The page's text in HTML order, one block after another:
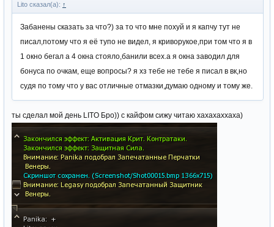
Lito сказал(а): ↑
Забанены сказать за что?) за то что мне похуй и я капчу тут не
писал,потому что я её тупо не видел, я криворукое,при том что я в
1 окно бегал а 4 окна стояло,банили всех.а я окна заводил для
бонуса по очкам, еще вопросы? я хз тебе не тебе я писал в вк,но
судя по тому что у вас отличные отмазки,думаю одному и тому же.
ты сделал мой день LITO Бро)) с кайфом сижу читаю хахахаххаха)